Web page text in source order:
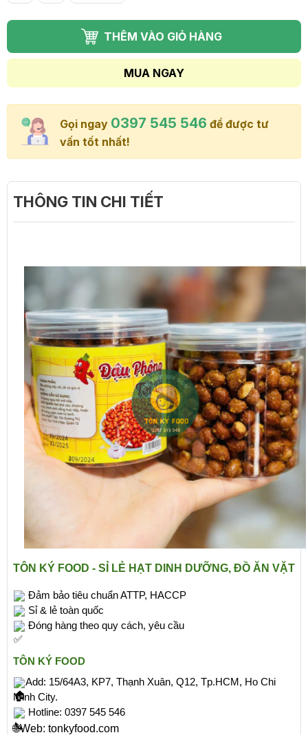
THÊM VÀO GIỎ HÀNG
MUA NGAY
Gọi ngay 0397 545 546 để được tư
vấn tốt nhất!
THÔNG TIN CHI TIẾT
TÔN KÝ FOOD - SỈ LẺ HẠT DINH DƯỠNG, ĐỒ ĂN VẶT
Đảm bảo tiêu chuẩn ATTP, HACCP
Sỉ & lẻ toàn quốc
Đóng hàng theo quy cách, yêu cầu
TÔN KÝ FOOD
Add: 15/64A3, KP7, Thạnh Xuân, Q12, Tp.HCM, Ho Chi
Minh City.
Hotline: 0397 545 546
🌐Web: tonkyfood.com